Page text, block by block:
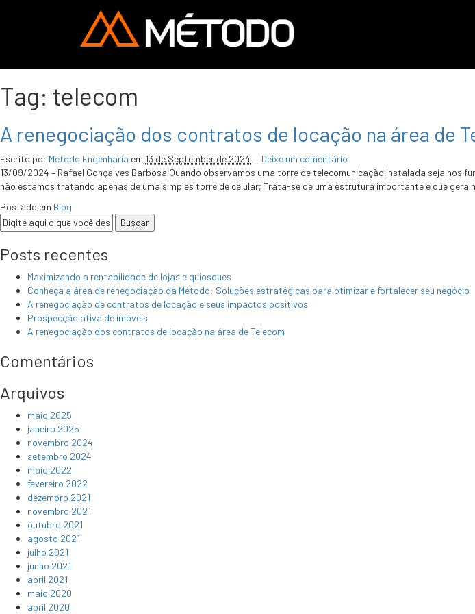
Tag: telecom
A renegociação dos contratos de locação na área de
Escrito por Metodo Engenharia em 13 de September de 2024 — Deixe um comentário
13/09/2024 – Rafael Gonçalves Barbosa Quando observamos uma torre de telecomunicação instalada seja nos
não estamos tratando apenas de uma simples torre de celular; Trata-se de uma estrutura importante e que gera
Postado em Blog
Posts recentes
Maximizando a rentabilidade de lojas e quiosques
Conheça a área de renegociação da Método: Soluções estratégicas para otimizar e fortalecer seu negócio
A renegociação de contratos de locação e seus impactos positivos
Prospecção ativa de imóveis
A renegociação dos contratos de locação na área de Telecom
Comentários
Arquivos
maio 2025
janeiro 2025
novembro 2024
setembro 2024
maio 2022
fevereiro 2022
dezembro 2021
novembro 2021
outubro 2021
agosto 2021
julho 2021
junho 2021
abril 2021
maio 2020
abril 2020